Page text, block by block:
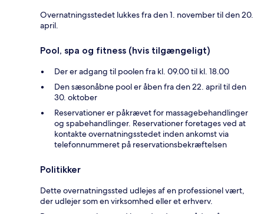
Overnatningsstedet lukkes fra den 1. november til den 20.
april.
Pool, spa og fitness (hvis tilgængeligt)
Der er adgang til poolen fra kl. 09.00 til kl. 18.00
Den sæsonåbne pool er åben fra den 22. april til den
30. oktober
Reservationer er påkrævet for massagebehandlinger
og spabehandlinger. Reservationer foretages ved at
kontakte overnatningsstedet inden ankomst via
telefonnummeret på reservationsbekræftelsen
Politikker
Dette overnatningssted udlejes af en professionel vært,
der udlejer som en virksomhed eller et erhverv.